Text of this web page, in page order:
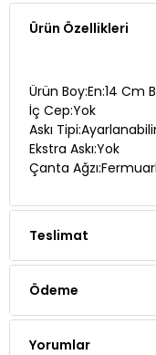
Ürün Özellikleri
Ürün Boy:En:14 Cm
İç Cep:Yok
Askı
Ekstra Askı:Yok
Çanta
Teslimat
Ödeme
Yorumlar